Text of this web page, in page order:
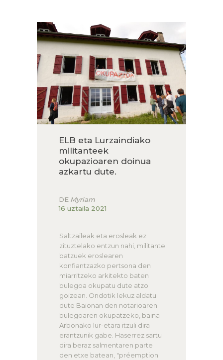
HARRERA
LURZAINDIA
GURE ALDE EGIN!
BERRIAK
KONTAKTUA
ELB eta Lurzaindiako
militanteek
okupazioaren doinua
azkartu dute.
DE Myriam
16 uztaila 2021
Saltzaileak eta erosleak ez
zituztelako entzun nahi, militante
batzuek eroslearen
konfiantzazko pertsona den
miarritzeko arkitekto baten
bulegoa okupatu dute atzo
goizean. Ondotik lekuz aldatu
dute Baionan den notarioaren
bulegoaren okupatzeko, baina
Arbonako lur-etara itzuli dira
erantzunik gabe. Haserrez sartu
dira beraz salmentaren parte
den etxe batean, "préemption